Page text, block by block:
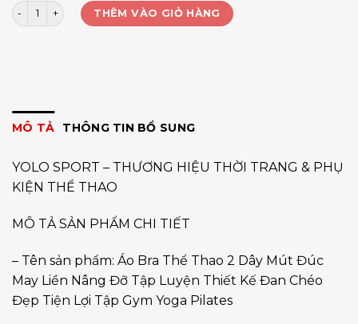
Bra đúc JYMN069 số lượngTHÊM VÀO GIỎ HÀNG
MÔ TẢ THÔNG TIN BỔ SUNG
YOLO SPORT – THƯƠNG HIỆU THỜI TRANG & PHỤ
KIỆN THỂ THAO
MÔ TẢ SẢN PHẨM CHI TIẾT
– Tên sản phẩm: Áo Bra Thể Thao 2 Dây Mút Đúc
May Liền Nâng Đỡ Tập Luyện Thiết Kế Đan Chéo
Đẹp Tiện Lợi Tập Gym Yoga Pilates